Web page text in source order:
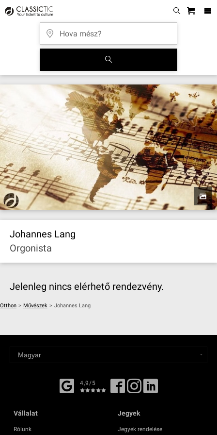
Johannes Lang
Orgonista
Jelenleg nincs elérhető rendezvény.
Otthon > Művészek > Johannes Lang
4,9/5
Vállalat
Rólunk
Jegyek
Jegyek rendelése